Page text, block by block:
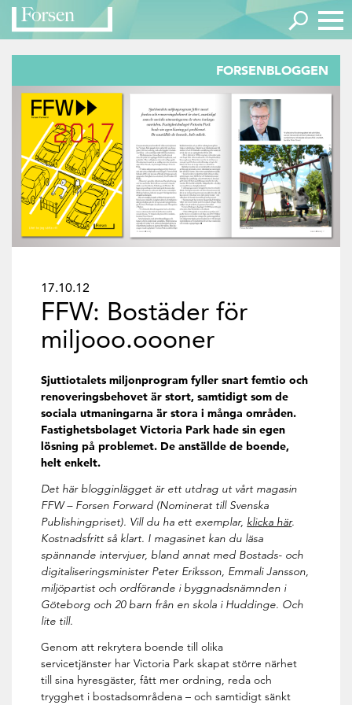
FORSENBLOGGEN
17.10.12
FFW: Bostäder för
miljooo.oooner
Sjuttiotalets miljonprogram fyller snart femtio och
renoveringsbehovet är stort, samtidigt som de
sociala utmaningarna är stora i många områden.
Fastighetsbolaget Victoria Park hade sin egen
lösning på problemet. De anställde de boende,
helt enkelt.
Det här blogginlägget är ett utdrag ut vårt magasin
FFW – Forsen Forward (Nominerat till Svenska
Publishingpriset). Vill du ha ett exemplar, klicka här.
Kostnadsfritt så klart. I magasinet kan du läsa
spännande intervjuer, bland annat med Bostads- och
digitaliseringsminister Peter Eriksson, Emmali Jansson,
miljöpartist och ordförande i byggnadsnämnden i
Göteborg och 20 barn från en skola i Huddinge. Och
lite till.
Genom att rekrytera boende till olika
servicetjänster har Victoria Park skapat större närhet
till sina hyresgäster, fått mer ordning, reda och
trygghet i bostadsområdena – och samtidigt sänkt